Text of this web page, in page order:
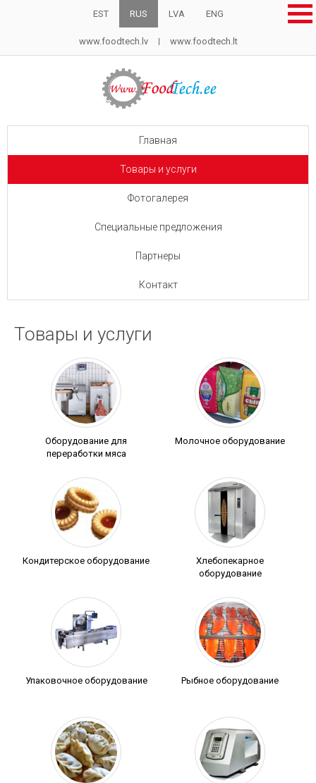
EST RUS LVA ENG
www.foodtech.lv www.foodtech.lt
Главная
Товары и услуги
Фотогалерея
Специальные предложения
Партнеры
Контакт
Товары и услуги
Оборудование для
переработки мяса
Молочное оборудование
Кондитерское оборудование
Хлебопекарное
оборудование
Упаковочное оборудование Рыбное оборудование